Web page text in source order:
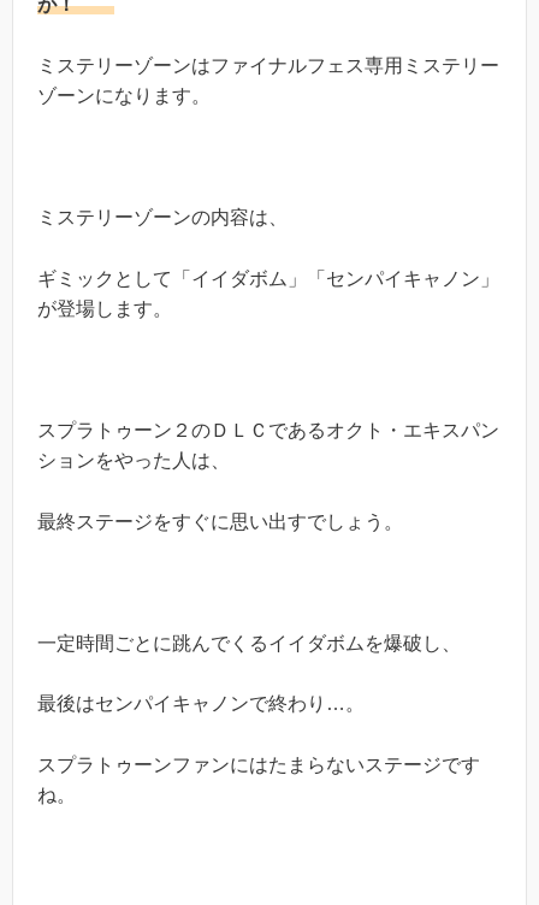
が！
ミステリーゾーンはファイナルフェス専用ミステリー
ゾーンになります。
ミステリーゾーンの内容は、
ギミックとして「イイダボム」「センパイキャノン」
が登場します。
スプラトゥーン２のＤＬＣであるオクト・エキスパン
ションをやった人は、
最終ステージをすぐに思い出すでしょう。
一定時間ごとに跳んでくるイイダボムを爆破し、
最後はセンパイキャノンで終わり…。
スプラトゥーンファンにはたまらないステージです
ね。